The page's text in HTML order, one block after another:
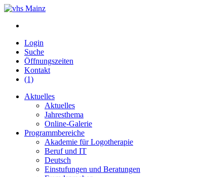
Login
Suche
Öffnungszeiten
Kontakt
(1)
Aktuelles
Aktuelles
Jahresthema
Online-Galerie
Programmbereiche
Akademie für Logotherapie
Beruf und IT
Deutsch
Einstufungen und Beratungen